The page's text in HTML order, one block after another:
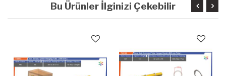
Bu Ürünler İlginizi Çekebilir